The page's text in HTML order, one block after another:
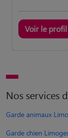
Voir le profil
Nos services
Garde animaux
Garde chien